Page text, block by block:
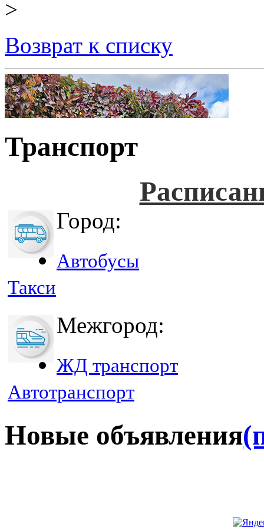
>
Возврат к списку
Транспорт
Город:
Автобусы
Такси
Межгород:
ЖД транспорт
Автотранспорт
Новые объявления